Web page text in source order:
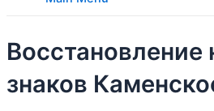
знаков